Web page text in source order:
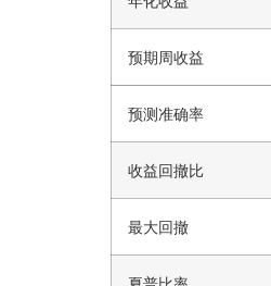
预期周收益
预测准确率
收益回撤比
最大回撤